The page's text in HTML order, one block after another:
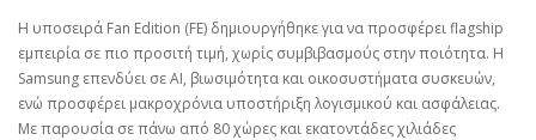
Η υποσειρά Fan Edition (FE) δημιουργήθηκε για να προσφέρει flagship
εμπειρία σε πιο προσιτή τιμή, χωρίς συμβιβασμούς στην ποιότητα. Η
Samsung επενδύει σε AI, βιωσιμότητα και οικοσυστήματα συσκευών,
ενώ προσφέρει μακροχρόνια υποστήριξη λογισμικού και ασφάλειας.
Με παρουσία σε πάνω από 80 χώρες και εκατοντάδες χιλιάδες